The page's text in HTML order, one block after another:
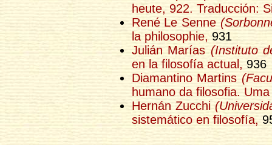
heute, 922. Traducción:
René Le Senne
la philosophie, 931
Julián Marías (Instituto
en la filosofía actual, 936
Diamantino Martins
humano da filosofia.
Hernán Zucchi
sistemático en filosofía,